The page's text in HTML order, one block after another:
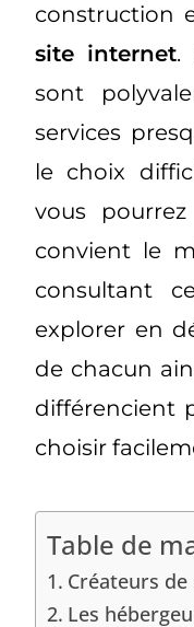
construction
site internet.
sont
services
le choix
vous
convient le
consultant
explorer en
de chacun
différencient
choisir
Table de
Créateurs de
Les